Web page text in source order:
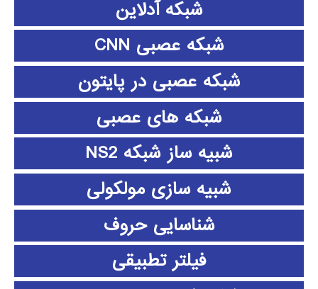
شبکه آدلاین
شبکه عصبی CNN
شبکه عصبی در پایتون
شبکه های عصبی
شبیه ساز شبکه NS2
شبیه سازی مولکولی
شناسایی حروف
فیلتر تطبیقی